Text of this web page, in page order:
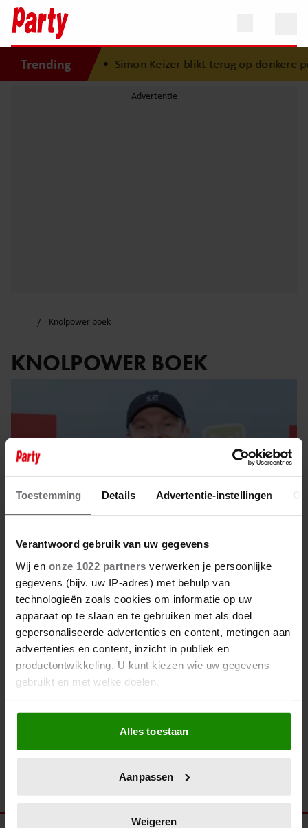
Toestemming Details Advertentie-instellingen
Verantwoord gebruik van uw gegevens
Wij en onze 1022 partners verwerken je persoonlijke
gegevens (bijv. uw IP-adres) met behulp van
technologieën zoals cookies om informatie op uw
apparaat op te slaan en te gebruiken met als doel
gepersonaliseerde advertenties en content, metingen aan
advertenties en content, inzicht in publiek en
productontwikkeling. U kunt kiezen wie uw gegevens
gebruikt en met welke doelen.
Als u het toestaat, willen we ook graag:
Informatie verzamelen over uw geografische
locatie, die tot een paar meter nauwkeurig kan zijn
scannen op specifieke eigenschappen (fingerprinting)
verwerkt en stel uw voorkeuren in het
Alles toestaan
Aanpassen
Weigeren
Trending
Lola geboren” •Simon Keizer blikt terug op donkere
Knolpower boek
KNOLPOWER BOEK
8 juni 2025
VLOGGER ENZO KNOL VIERT
VANDAAG ZIJN 32E
VERJAARDAG